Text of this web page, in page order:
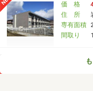
価 格
住 所
専有面積
間取り